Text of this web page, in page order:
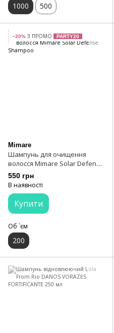
1000 500
−20% З ПРОМО PARTY20
Mimare
Шампунь для очищення
волосся Mimare Solar Defense
Shampoo
550 грн
В наявності
Купити
Об `єм
200